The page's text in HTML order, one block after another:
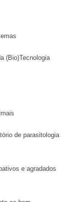
(Bio)Tecnologia
de parasitologia
e agradados